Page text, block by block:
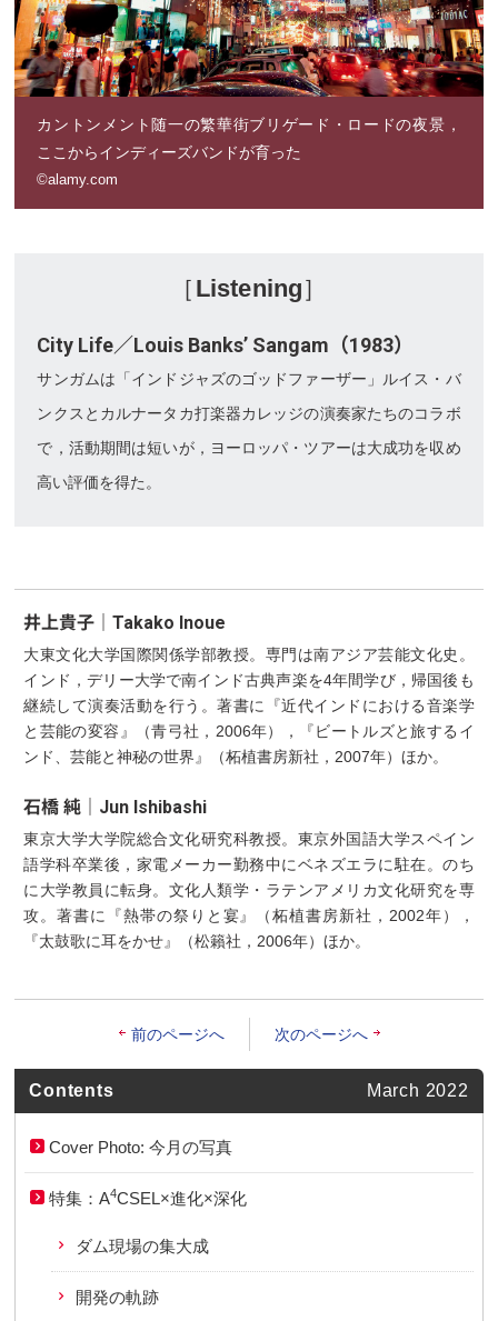
カントンメント随一の繁華街ブリゲード・ロードの夜景，
ここからインディーズバンドが育った
©alamy.com
［ Listening］
City Life／Louis Banks’ Sangam（1983）
サンガムは「インドジャズのゴッドファーザー」ルイス・バ
ンクスとカルナータカ打楽器カレッジの演奏家たちのコラボ
で，活動期間は短いが，ヨーロッパ・ツアーは大成功を収め
高い評価を得た。
井上貴子｜Takako Inoue
大東文化大学国際関係学部教授。専門は南アジア芸能文化史。
インド，デリー大学で南インド古典声楽を4年間学び，帰国後も
継続して演奏活動を行う。著書に『近代インドにおける音楽学
と芸能の変容』（青弓社，2006年），『ビートルズと旅するイ
ンド、芸能と神秘の世界』（柘植書房新社，2007年）ほか。
石橋 純｜Jun Ishibashi
東京大学大学院総合文化研究科教授。東京外国語大学スペイン
語学科卒業後，家電メーカー勤務中にベネズエラに駐在。のち
に大学教員に転身。文化人類学・ラテンアメリカ文化研究を専
攻。著書に『熱帯の祭りと宴』（柘植書房新社，2002年），
『太鼓歌に耳をかせ』（松籟社，2006年）ほか。
前のページへ 次のページへ
Contents March 2022
Cover Photo: 今月の写真
特集：A4CSEL×進化×深化
ダム現場の集大成
開発の軌跡